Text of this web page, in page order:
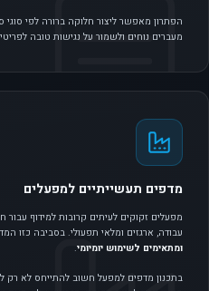
הפתרון מאפשר ליצור חלוקה ברורה לפי
מעברים נוחים ולשמור על נגישות טובה
מדפים תעשייתיים למפעלים
מפעלים זקוקים לעיתים קרובות למידוף עבור
עבודה, ארגזים ומלאי תפעולי. בסביבה כזו
ומתאימים לשימוש יומיומי.
בתכנון מדפים למפעל חשוב להתייחס לא רק